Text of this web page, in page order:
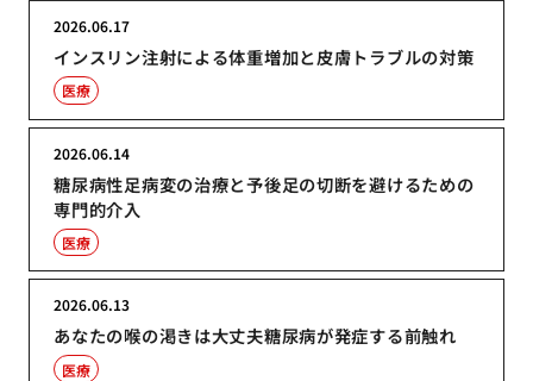
インスリン注射による体重増加と皮膚トラブルの対策
2026.06.17
医療
糖尿病性足病変の治療と予後足の切断を避けるための
専門的介入
2026.06.14
医療
あなたの喉の渇きは大丈夫糖尿病が発症する前触れ
2026.06.13
医療